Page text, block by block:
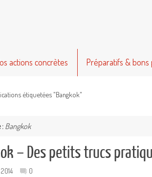
actions concrètes Préparatifs & bons
étiquetées "Bangkok"
:Bangkok
– Des petits trucs
0